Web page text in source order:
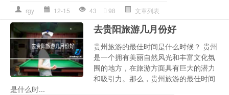
rgy 12-15 43 98 文章列表
去贵阳旅游几月份好
贵州旅游的最佳时间是什么时候？ 贵州
是一个拥有美丽自然风光和丰富文化氛
围的地方，在旅游方面具有巨大的潜力
和吸引力。那么，贵州旅游的最佳时间
是什么时...